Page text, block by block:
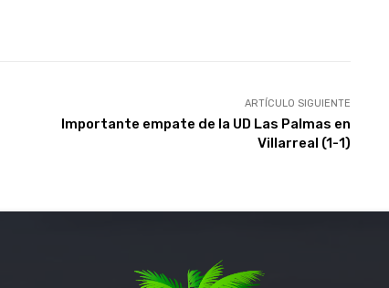
ARTÍCULO SIGUIENTE
Importante empate de la UD Las Palmas en
Villarreal (1-1)